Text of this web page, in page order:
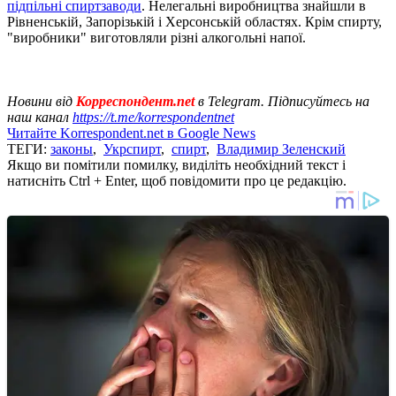
підпільні спиртзаводи. Нелегальні виробництва знайшли в
Рівненській, Запорізькій і Херсонській областях. Крім спирту,
"виробники" виготовляли різні алкогольні напої.
Новини від Корреспондент.netв Telegram. Підписуйтесь на
наш канал https://t.me/korrespondentnet
Читайте Korrespondent.net в Google News
ТЕГИ: законы, Укрспирт, спирт, Владимир Зеленский
Якщо ви помітили помилку, виділіть необхідний текст і
натисніть Ctrl + Enter, щоб повідомити про це редакцію.